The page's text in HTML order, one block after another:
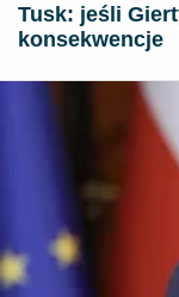
Tusk: jeśli
konsekwencje